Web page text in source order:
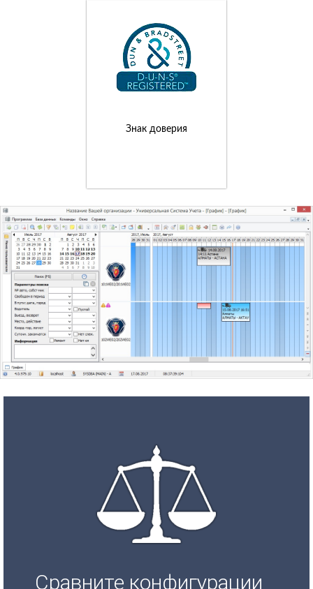
Знак доверия
Сравните конфигурации